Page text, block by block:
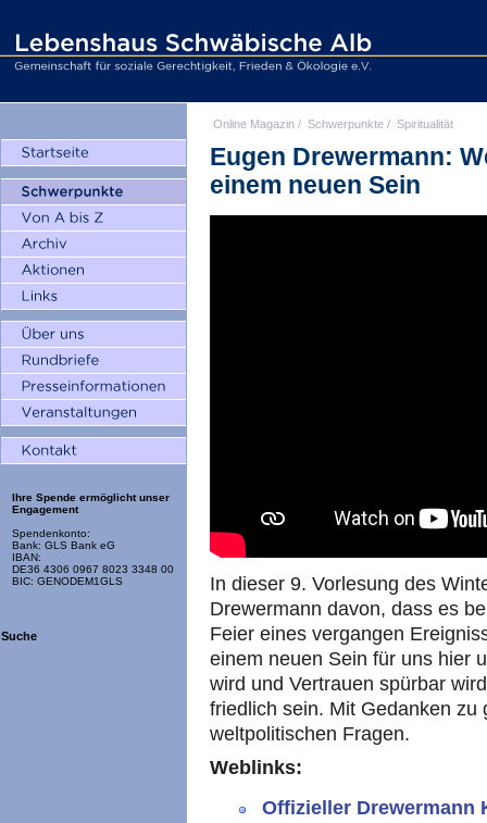
Ihre Spende ermöglicht unser
Engagement
Spendenkonto:
Bank: GLS Bank eG
IBAN:
DE36 4306 0967 8023 3348 00
BIC: GENODEM1GLS
Suche
Online Magazin / Schwerpunkte / Spiritualität
Eugen Drewermann:
einem neuen Sein
In dieser 9. Vorlesung des
Drewermann davon, dass es
Feier eines vergangen
einem neuen Sein für uns hier
wird und Vertrauen spürbar
friedlich sein. Mit Gedanken
weltpolitischen Fragen.
Weblinks:
Offizieller Drewermann